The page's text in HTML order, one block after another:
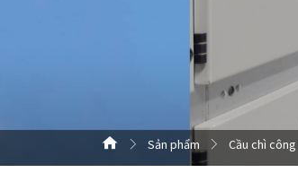
Sản phẩm Cầu chì